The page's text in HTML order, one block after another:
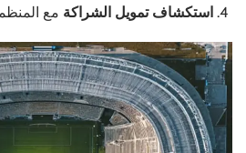
استكشاف تمويل الشراكة مع